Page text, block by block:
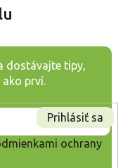
dostávajte tipy,
prví.
ochrany
Prihlásiť sa